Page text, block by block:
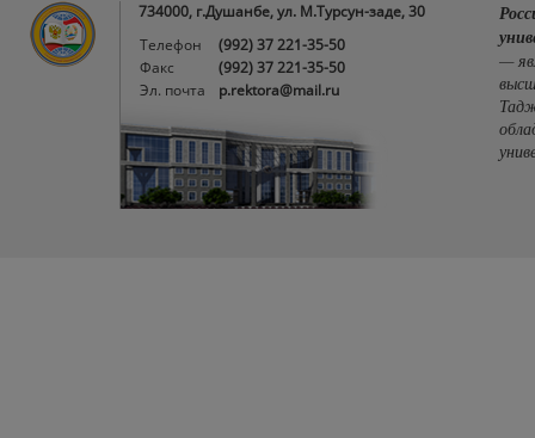
734000, г.Душанбе, ул. М.Турсун-заде, 30
Телефон
(992) 37 221-35-50
Факс
(992) 37 221-35-50
Эл. почта
p.rektora@mail.ru
—